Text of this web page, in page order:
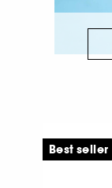
Best seller